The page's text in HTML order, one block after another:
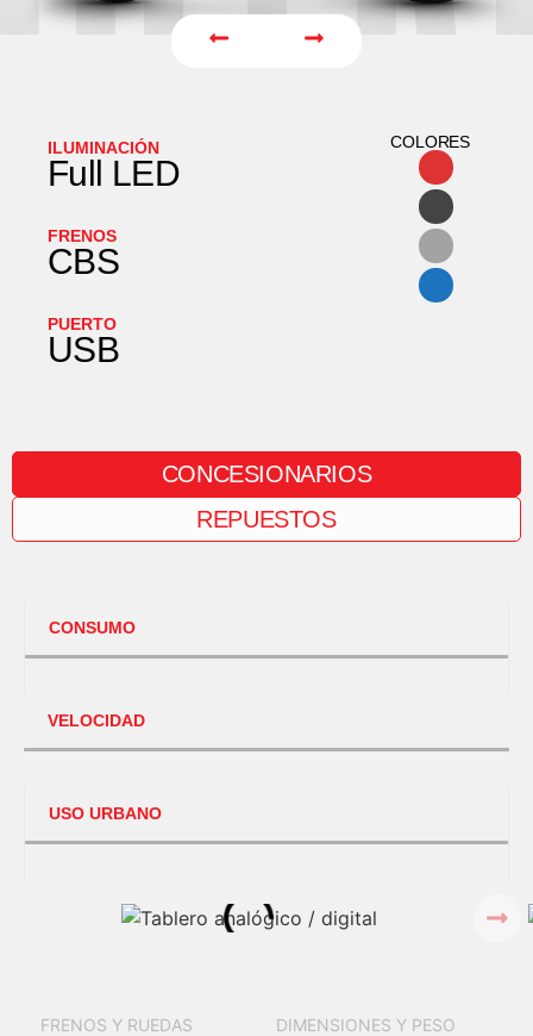
ILUMINACIÓN
Full LED
FRENOS
CBS
PUERTO
USB
COLORES
CONCESIONARIOS
REPUESTOS
CONSUMO
VELOCIDAD
USO URBANO
FRENOS Y RUEDAS DIMENSIONES Y PESO